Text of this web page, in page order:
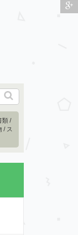
類 /
/ ス